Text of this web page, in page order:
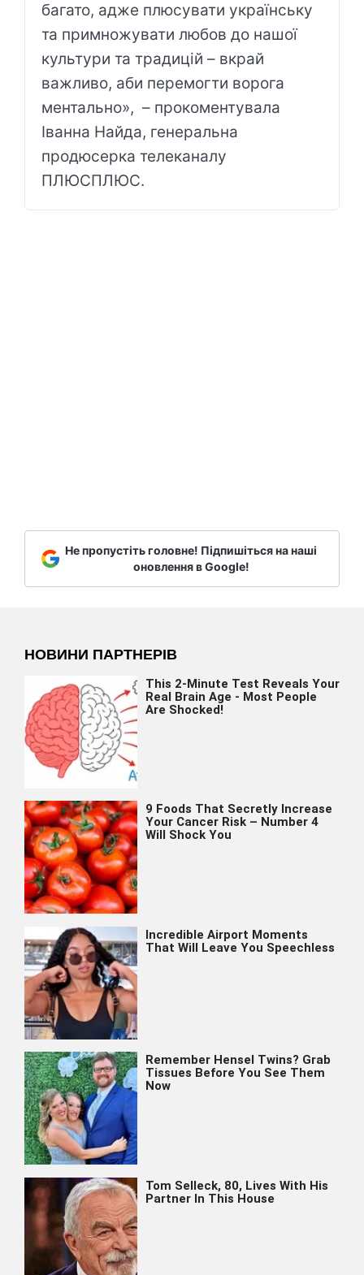
багато, адже плюсувати українську
та примножувати любов до нашої
культури та традицій – вкрай
важливо, аби перемогти ворога
ментально», – прокоментувала
Іванна Найда, генеральна
продюсерка телеканалу
ПЛЮСПЛЮС.
Не пропустіть головне! Підпишіться на наші
оновлення в Google!